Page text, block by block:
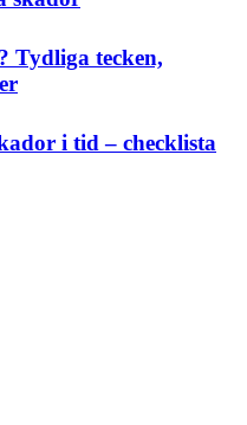
Tydliga tecken,
i tid – checklista